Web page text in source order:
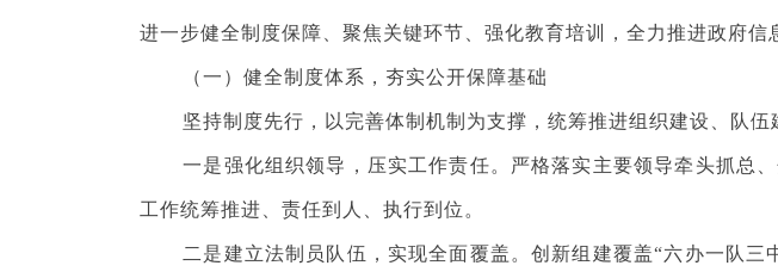
进一步健全制度保障、聚焦关键环节、强化教育培训，全力推进政府信
（一）健全制度体系，夯实公开保障基础
坚持制度先行，以完善体制机制为支撑，统筹推进组织建设、队伍
一是强化组织领导，压实工作责任。严格落实主要领导牵头抓总、
工作统筹推进、责任到人、执行到位。
二是建立法制员队伍，实现全面覆盖。创新组建覆盖“六办一队三